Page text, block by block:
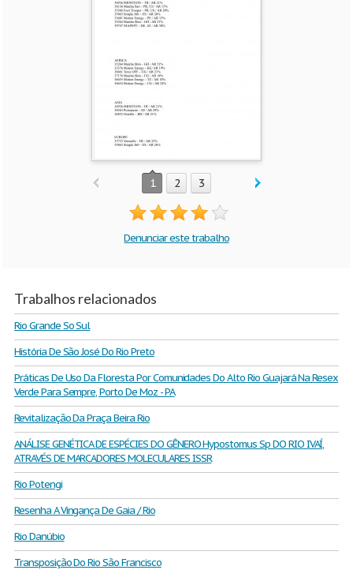
1 2 3
Denunciar este trabalho
Trabalhos relacionados
Rio Grande So Sul
História De São José Do Rio Preto
Práticas De Uso Da Floresta Por Comunidades Do Alto Rio Guajará Na Resex
Verde Para Sempre, Porto De Moz - PA
Revitalização Da Praça Beira Rio
ANÁLISE GENÉTICA DE ESPÉCIES DO GÊNERO Hypostomus Sp DO RIO IVAÍ,
ATRAVÉS DE MARCADORES MOLECULARES ISSR
Rio Potengi
Resenha A Vingança De Gaia / Rio
Rio Danúbio
Transposição Do Rio São Francisco